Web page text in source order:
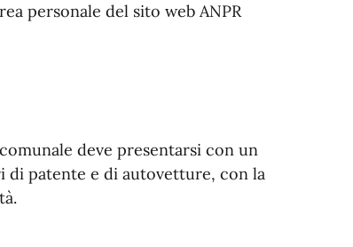
personale del sito web ANPR
deve presentarsi con un
di patente e di autovetture, con la